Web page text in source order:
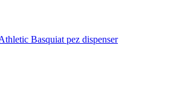
Basquiat pez dispenser